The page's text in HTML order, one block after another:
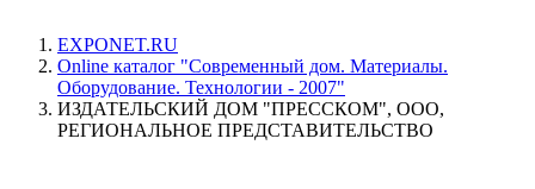
EXPONET.RU
Online каталог "Современный дом. Материалы.
Оборудование. Технологии - 2007"
ИЗДАТЕЛЬСКИЙ ДОМ "ПРЕССКОМ", ООО,
РЕГИОНАЛЬНОЕ ПРЕДСТАВИТЕЛЬСТВО